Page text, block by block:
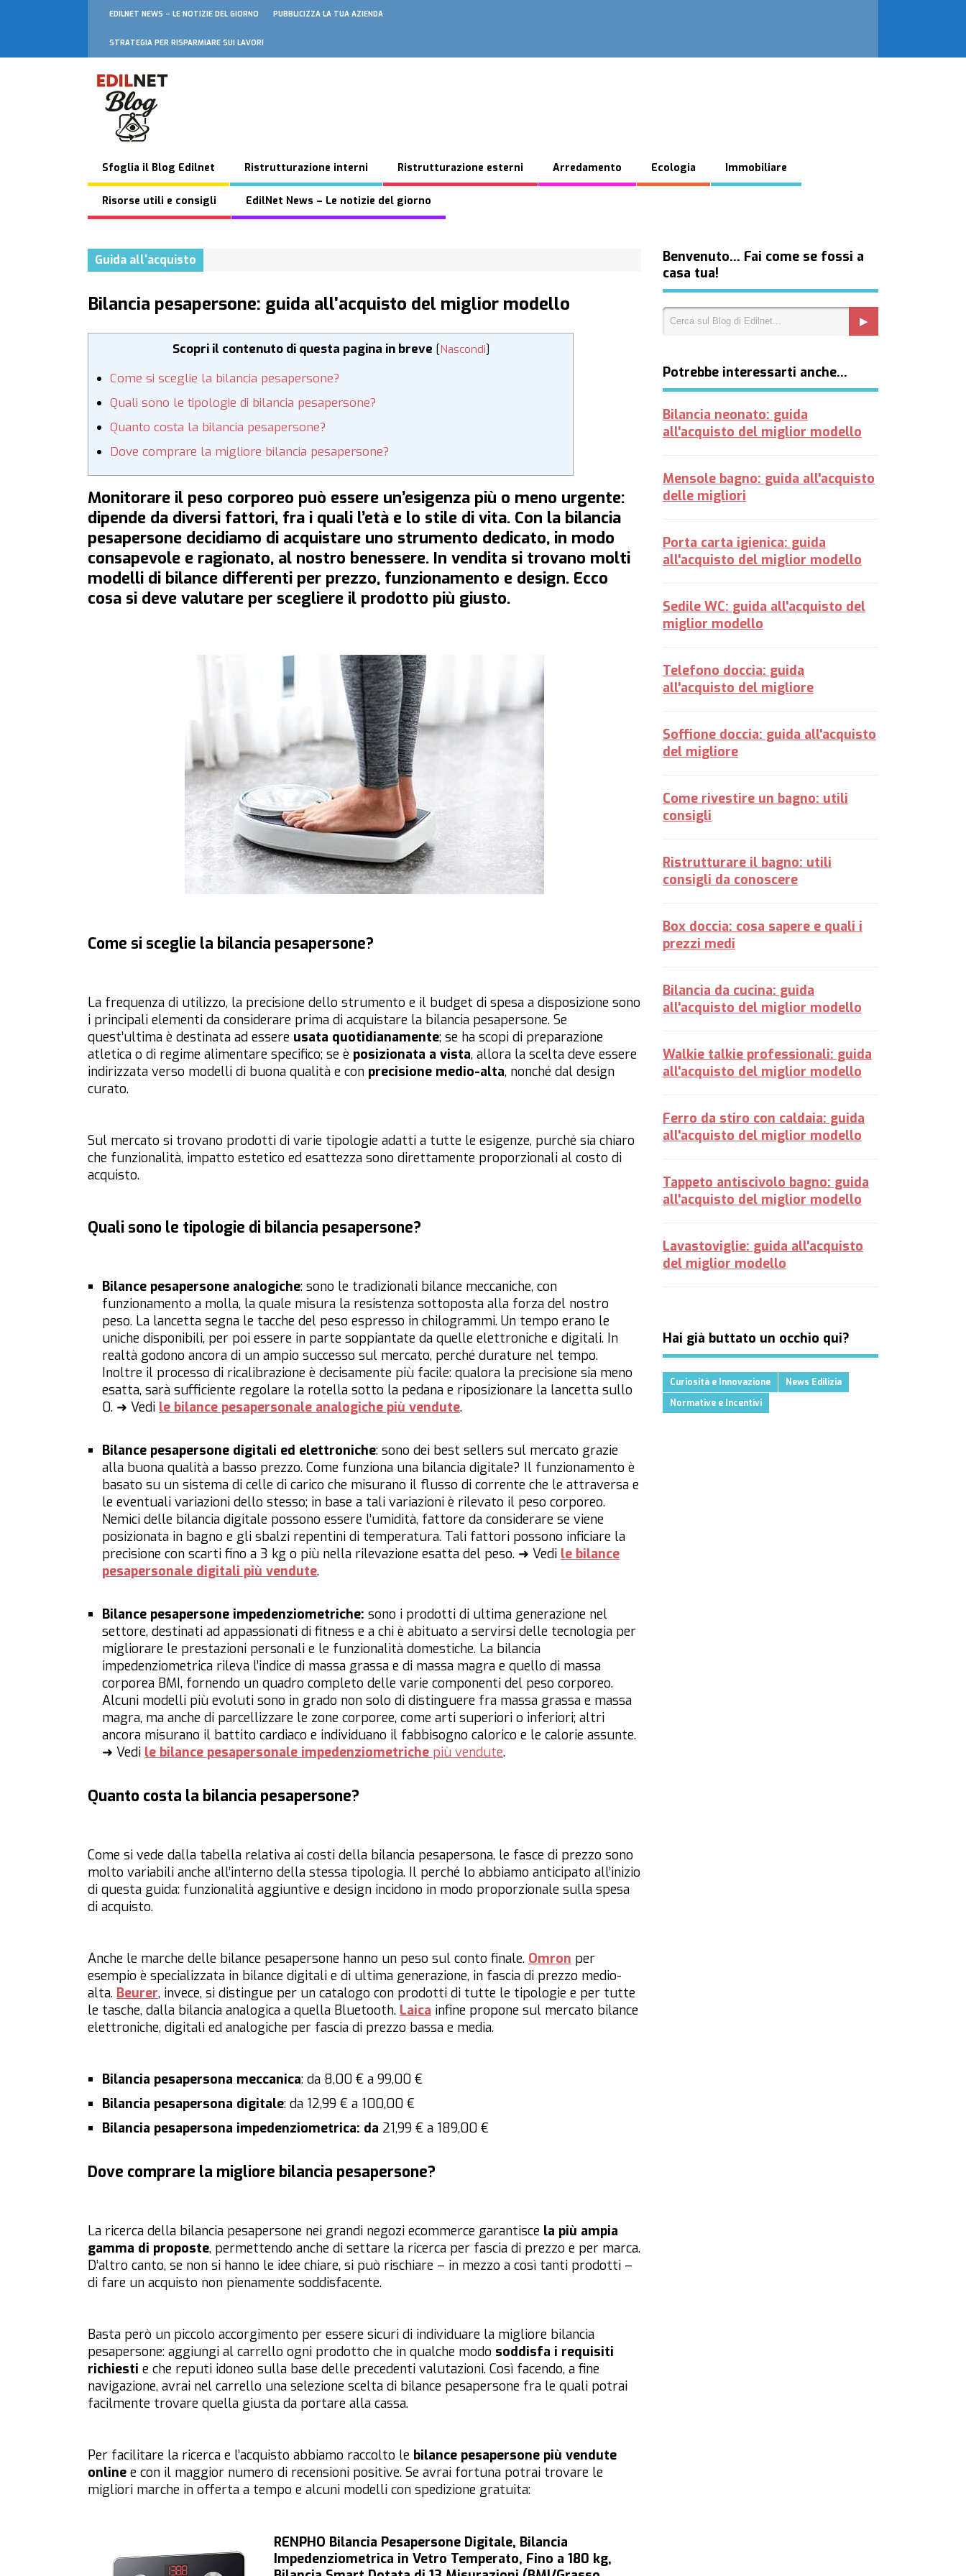
EDILNET NEWS – LE NOTIZIE DEL GIORNO PUBBLICIZZA LA TUA AZIENDA
STRATEGIA PER RISPARMIARE SUI LAVORI
Sfoglia il Blog Edilnet Ristrutturazione interni Ristrutturazione esterni Arredamento Ecologia Immobiliare
Risorse utili e consigli EdilNet News – Le notizie del giorno
Guida all'acquisto
Bilancia pesapersone: guida all’acquisto del miglior modello
Scopri il contenuto di questa pagina in breve [Nascondi]
Come si sceglie la bilancia pesapersone?
Quali sono le tipologie di bilancia pesapersone?
Quanto costa la bilancia pesapersone?
Dove comprare la migliore bilancia pesapersone?
Monitorare il peso corporeo può essere un’esigenza più o meno urgente:
dipende da diversi fattori, fra i quali l’età e lo stile di vita. Con la bilancia
pesapersone decidiamo di acquistare uno strumento dedicato, in modo
consapevole e ragionato, al nostro benessere. In vendita si trovano molti
modelli di bilance differenti per prezzo, funzionamento e design. Ecco
cosa si deve valutare per scegliere il prodotto più giusto.
Come si sceglie la bilancia pesapersone?
La frequenza di utilizzo, la precisione dello strumento e il budget di spesa a disposizione sono
i principali elementi da considerare prima di acquistare la bilancia pesapersone. Se
quest’ultima è destinata ad essere usata quotidianamente; se ha scopi di preparazione
atletica o di regime alimentare specifico; se è posizionata a vista, allora la scelta deve essere
indirizzata verso modelli di buona qualità e con precisione medio-alta, nonché dal design
curato.
Sul mercato si trovano prodotti di varie tipologie adatti a tutte le esigenze, purché sia chiaro
che funzionalità, impatto estetico ed esattezza sono direttamente proporzionali al costo di
acquisto.
Quali sono le tipologie di bilancia pesapersone?
Bilance pesapersone analogiche: sono le tradizionali bilance meccaniche, con
funzionamento a molla, la quale misura la resistenza sottoposta alla forza del nostro
peso. La lancetta segna le tacche del peso espresso in chilogrammi. Un tempo erano le
uniche disponibili, per poi essere in parte soppiantate da quelle elettroniche e digitali. In
realtà godono ancora di un ampio successo sul mercato, perché durature nel tempo.
Inoltre il processo di ricalibrazione è decisamente più facile: qualora la precisione sia meno
esatta, sarà sufficiente regolare la rotella sotto la pedana e riposizionare la lancetta sullo
0. ➜ Vedi le bilance pesapersonale analogiche più vendute.
Bilance pesapersone digitali ed elettroniche: sono dei best sellers sul mercato grazie
alla buona qualità a basso prezzo. Come funziona una bilancia digitale? Il funzionamento è
basato su un sistema di celle di carico che misurano il flusso di corrente che le attraversa e
le eventuali variazioni dello stesso; in base a tali variazioni è rilevato il peso corporeo.
Nemici delle bilancia digitale possono essere l’umidità, fattore da considerare se viene
posizionata in bagno e gli sbalzi repentini di temperatura. Tali fattori possono inficiare la
precisione con scarti fino a 3 kg o più nella rilevazione esatta del peso. ➜ Vedi le bilance
pesapersonale digitali più vendute.
Bilance pesapersone impedenziometriche: sono i prodotti di ultima generazione nel
settore, destinati ad appassionati di fitness e a chi è abituato a servirsi delle tecnologia per
migliorare le prestazioni personali e le funzionalità domestiche. La bilancia
impedenziometrica rileva l’indice di massa grassa e di massa magra e quello di massa
corporea BMI, fornendo un quadro completo delle varie componenti del peso corporeo.
Alcuni modelli più evoluti sono in grado non solo di distinguere fra massa grassa e massa
magra, ma anche di parcellizzare le zone corporee, come arti superiori o inferiori; altri
ancora misurano il battito cardiaco e individuano il fabbisogno calorico e le calorie assunte.
➜ Vedi le bilance pesapersonale impedenziometriche più vendute.
Quanto costa la bilancia pesapersone?
Come si vede dalla tabella relativa ai costi della bilancia pesapersona, le fasce di prezzo sono
molto variabili anche all’interno della stessa tipologia. Il perché lo abbiamo anticipato all’inizio
di questa guida: funzionalità aggiuntive e design incidono in modo proporzionale sulla spesa
di acquisto.
Anche le marche delle bilance pesapersone hanno un peso sul conto finale. Omron per
esempio è specializzata in bilance digitali e di ultima generazione, in fascia di prezzo medio-
alta. Beurer, invece, si distingue per un catalogo con prodotti di tutte le tipologie e per tutte
le tasche, dalla bilancia analogica a quella Bluetooth. Laica infine propone sul mercato bilance
elettroniche, digitali ed analogiche per fascia di prezzo bassa e media.
Bilancia pesapersona meccanica: da 8,00 € a 99,00 €
Bilancia pesapersona digitale: da 12,99 € a 100,00 €
Bilancia pesapersona impedenziometrica: da 21,99 € a 189,00 €
Dove comprare la migliore bilancia pesapersone?
La ricerca della bilancia pesapersone nei grandi negozi ecommerce garantisce la più ampia
gamma di proposte, permettendo anche di settare la ricerca per fascia di prezzo e per marca.
D’altro canto, se non si hanno le idee chiare, si può rischiare – in mezzo a così tanti prodotti –
di fare un acquisto non pienamente soddisfacente.
Basta però un piccolo accorgimento per essere sicuri di individuare la migliore bilancia
pesapersone: aggiungi al carrello ogni prodotto che in qualche modo soddisfa i requisiti
richiesti e che reputi idoneo sulla base delle precedenti valutazioni. Così facendo, a fine
navigazione, avrai nel carrello una selezione scelta di bilance pesapersone fra le quali potrai
facilmente trovare quella giusta da portare alla cassa.
Per facilitare la ricerca e l’acquisto abbiamo raccolto le bilance pesapersone più vendute
online e con il maggior numero di recensioni positive. Se avrai fortuna potrai trovare le
migliori marche in offerta a tempo e alcuni modelli con spedizione gratuita:
RENPHO Bilancia Pesapersone Digitale, Bilancia
Impedenziometrica in Vetro Temperato, Fino a 180 kg,
Benvenuto… Fai come se fossi a
casa tua!
Potrebbe interessarti anche…
Bilancia neonato: guida
all'acquisto del miglior modello
Mensole bagno: guida all'acquisto
delle migliori
Porta carta igienica: guida
all'acquisto del miglior modello
Sedile WC: guida all'acquisto del
miglior modello
Telefono doccia: guida
all'acquisto del migliore
Soffione doccia: guida all'acquisto
del migliore
Come rivestire un bagno: utili
consigli
Ristrutturare il bagno: utili
consigli da conoscere
Box doccia: cosa sapere e quali i
prezzi medi
Bilancia da cucina: guida
all'acquisto del miglior modello
Walkie talkie professionali: guida
all'acquisto del miglior modello
Ferro da stiro con caldaia: guida
all'acquisto del miglior modello
Tappeto antiscivolo bagno: guida
all'acquisto del miglior modello
Lavastoviglie: guida all'acquisto
del miglior modello
Hai già buttato un occhio qui?
Curiosità e Innovazione
News Edilizia
Normative e Incentivi